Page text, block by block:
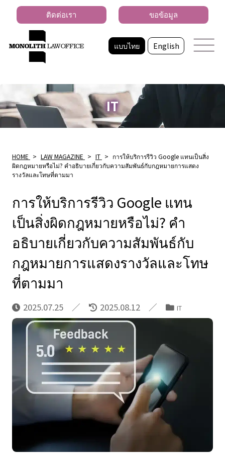
แบบไทย English
ติดต่อเรา ขอข้อมูล
IT
HOME > LAW MAGAZINE > IT > การให้บริการรีวิว Google แทนเป็นสิ่ง
ผิดกฎหมายหรือไม่? คําอธิบายเกี่ยวกับความสัมพันธ์กับกฎหมายการแสดง
รางวัลและโทษที่ตามมา
การให้บริการรีวิว Google แทน
เป็นสิ่งผิดกฎหมายหรือไม่? คํา
อธิบายเกี่ยวกับความสัมพันธ์กับ
กฎหมายการแสดงรางวัลและโทษ
ที่ตามมา
2025.07.25 2025.08.12 IT